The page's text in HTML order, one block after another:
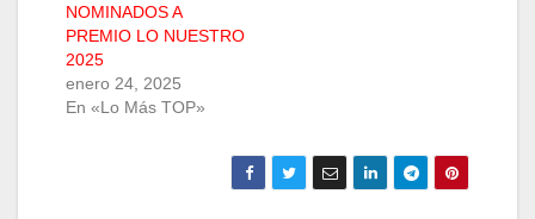
NOMINADOS A
PREMIO LO NUESTRO
2025
enero 24, 2025
En «Lo Más TOP»